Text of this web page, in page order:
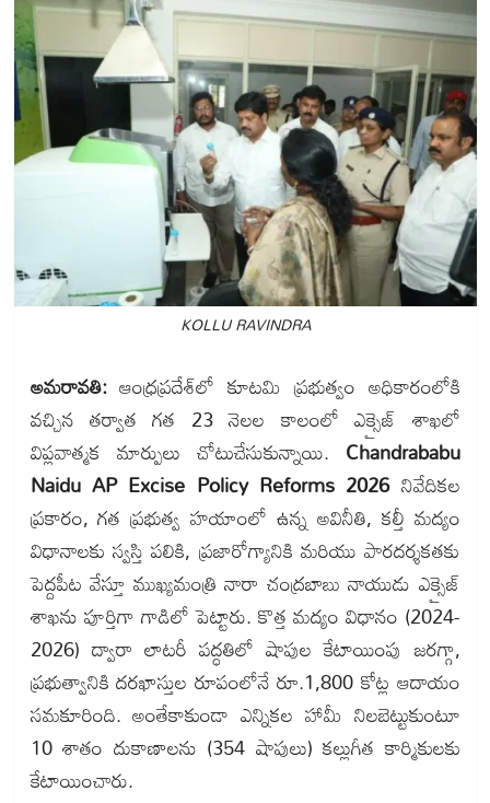
KOLLU RAVINDRA
అమరావతి:ఆంధ్రప్రదేశ్‌లో కూటమి ప్రభుత్వం అధికారంలోకి
వచ్చిన తర్వాత గత 23 నెలల కాలంలో ఎక్సైజ్ శాఖలో
విప్లవాత్మక మార్పులు చోటుచేసుకున్నాయి. Chandrababu
Naidu AP Excise Policy Reforms 2026నివేదికల
ప్రకారం, గత ప్రభుత్వ హయాంలో ఉన్న అవినీతి, కల్తీ మద్యం
విధానాలకు స్వస్తి పలికి, ప్రజారోగ్యానికి మరియు పారదర్శకతకు
పెద్దపీట వేస్తూ ముఖ్యమంత్రి నారా చంద్రబాబు నాయుడు ఎక్సైజ్
శాఖను పూర్తిగా గాడిలో పెట్టారు. కొత్త మద్యం విధానం (2024-
2026) ద్వారా లాటరీ పద్ధతిలో షాపుల కేటాయింపు జరగ్గా,
ప్రభుత్వానికి దరఖాస్తుల రూపంలోనే రూ.1,800 కోట్ల ఆదాయం
సమకూరింది. అంతేకాకుండా ఎన్నికల హామీ నిలబెట్టుకుంటూ
10 శాతం దుకాణాలను (354 షాపులు) కల్లుగీత కార్మికులకు
కేటాయించారు.